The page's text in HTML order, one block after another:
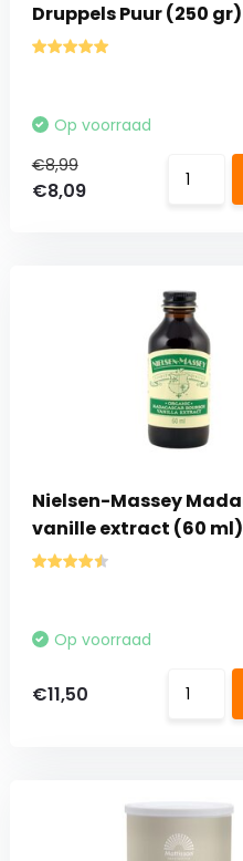
Druppels Puur (250 gr)
Op voorraad
€8,99
€8,09
Nielsen-Massey
vanille extract (60 ml)
Op voorraad
€11,50